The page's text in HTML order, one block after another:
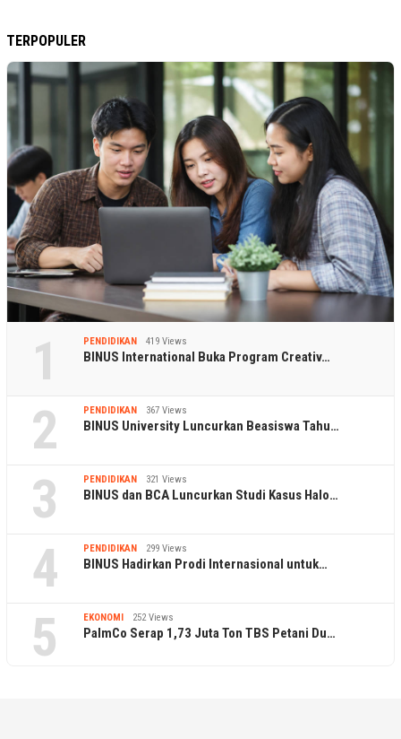
TERPOPULER
1 PENDIDIKAN 419 Views
BINUS International Buka Program Creativ…
2 PENDIDIKAN 367 Views
BINUS University Luncurkan Beasiswa Tahu…
3 PENDIDIKAN 321 Views
BINUS dan BCA Luncurkan Studi Kasus Halo…
4 PENDIDIKAN 299 Views
BINUS Hadirkan Prodi Internasional untuk…
5 EKONOMI 252 Views
PalmCo Serap 1,73 Juta Ton TBS Petani Du…